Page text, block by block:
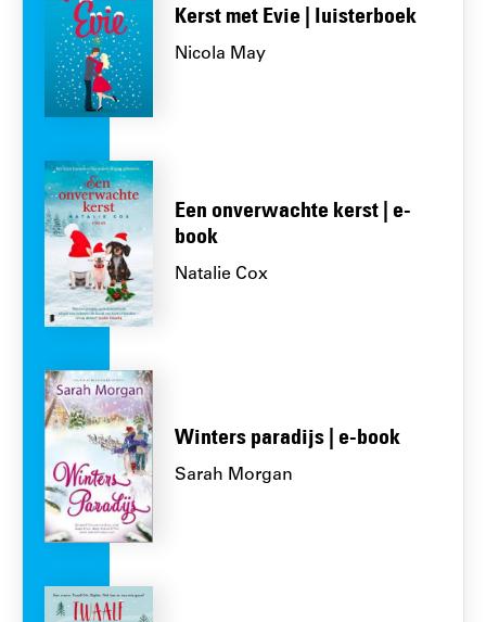
Kerst met Evie | luisterboek
Nicola May
Een onverwachte kerst | e-
book
Natalie Cox
Winters paradijs | e-book
Sarah Morgan